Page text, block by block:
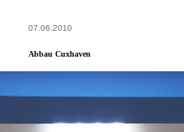
07.06.2010
Abbau Cuxhaven